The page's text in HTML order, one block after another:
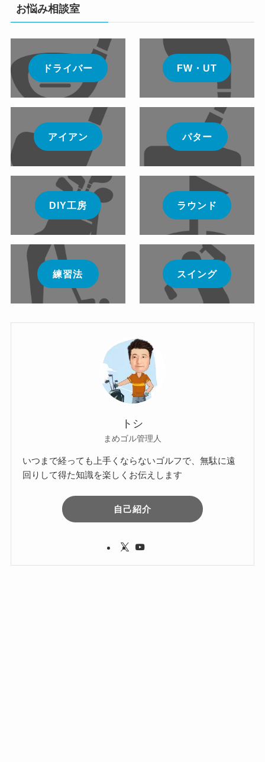
お悩み相談室
ドライバー
アイアン
DIY工房
練習法
FW・UT
パター
ラウンド
スイング
トシ
まめゴル管理人
いつまで経っても上手くならないゴルフで、無駄に遠
回りして得た知識を楽しくお伝えします
自己紹介